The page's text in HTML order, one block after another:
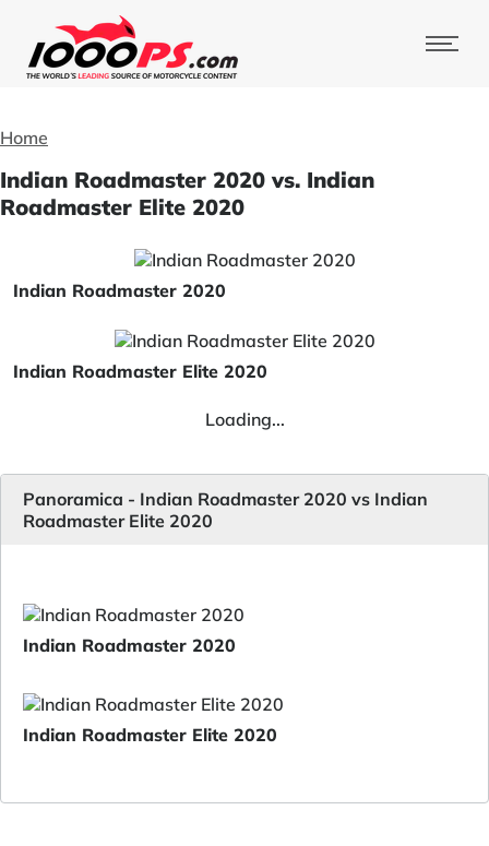
Home
Indian Roadmaster 2020 vs. Indian
Roadmaster Elite 2020
Indian Roadmaster 2020
Indian Roadmaster Elite 2020
Loading...
Panoramica - Indian Roadmaster 2020 vs Indian
Roadmaster Elite 2020
Indian Roadmaster 2020
Indian Roadmaster Elite 2020